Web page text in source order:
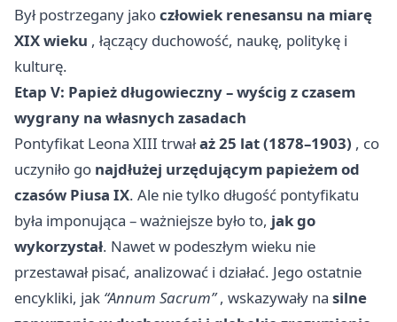
Był postrzegany jakoczłowiek renesansu na miarę
XIX wieku , łączący duchowość, naukę, politykę i
kulturę.
Etap V: Papież długowieczny – wyścig z czasem
wygrany na własnych zasadach
Pontyfikat Leona XIII trwałaż 25 lat (1878–1903) , co
uczyniło go najdłużej urzędującym papieżem od
czasów Piusa IX. Ale nie tylko długość pontyfikatu
była imponująca – ważniejsze było to, jak go
wykorzystał. Nawet w podeszłym wieku nie
przestawał pisać, analizować i działać. Jego ostatnie
encykliki, jak “Annum Sacrum”, wskazywały na silne